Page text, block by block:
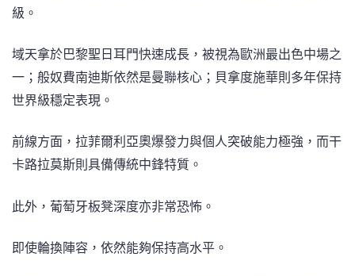
級。
域天拿於巴黎聖日耳門快速成長，被視為歐洲最出色中場之
一；般奴費南迪斯依然是曼聯核心；貝拿度施華則多年保持
世界級穩定表現。
前線方面，拉菲爾利亞奧爆發力與個人突破能力極強，而干
卡路拉莫斯則具備傳統中鋒特質。
此外，葡萄牙板凳深度亦非常恐怖。
即使輪換陣容，依然能夠保持高水平。